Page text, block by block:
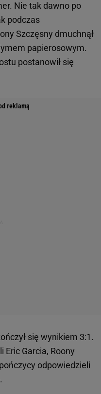
Nie tak dawno po
podczas
Szczęsny dmuchnął
papierosowym.
postanowił się
się wynikiem 3:1.
Eric Garcia, Roony
odpowiedzieli